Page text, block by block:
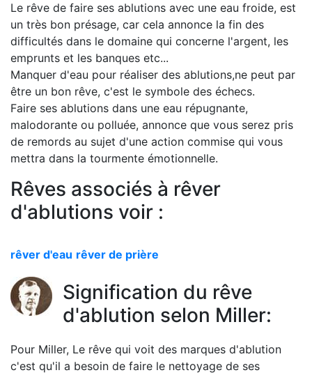
Le rêve de faire ses ablutions avec une eau froide, est
un très bon présage, car cela annonce la fin des
difficultés dans le domaine qui concerne l'argent, les
emprunts et les banques etc...
Manquer d'eau pour réaliser des ablutions,ne peut par
être un bon rêve, c'est le symbole des échecs.
Faire ses ablutions dans une eau répugnante,
malodorante ou polluée, annonce que vous serez pris
de remords au sujet d'une action commise qui vous
mettra dans la tourmente émotionnelle.
Rêves associés à rêver
d'ablutions voir :
rêver d'eau rêver de prière
Signification du rêve
d'ablution selon Miller:
Pour Miller, Le rêve qui voit des marques d'ablution
c'est qu'il a besoin de faire le nettoyage de ses